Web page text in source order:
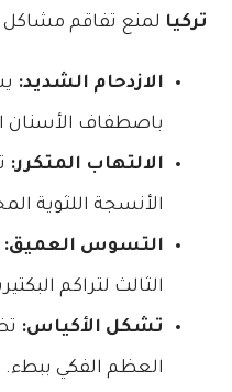
تركيا لمنع تفاقم مشاكل
الازدحام الشديد:
باصطفاف الأسنان
الالتهاب المتكرر:
الأنسجة اللثوية
التسوس العميق:
الثالث لتراكم
تشكل الأكياس:
العظم الفكي ببطء.